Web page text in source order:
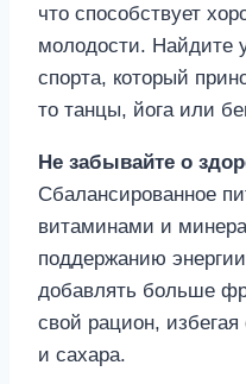
что способствует
молодости. Найдите
спорта, который
то танцы, йога или
Не забывайте о
Сбалансированное
витаминами и
поддержанию
добавлять больше
свой рацион,
и сахара.